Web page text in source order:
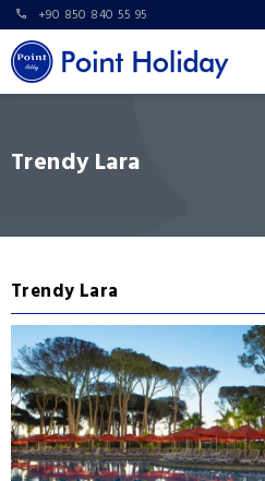
+90 850 840 55 95
Trendy Lara
Trendy Lara